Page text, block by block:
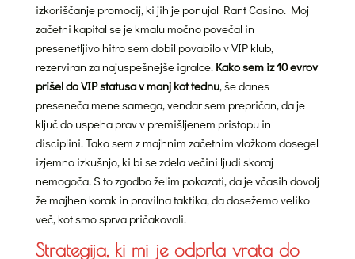
izkoriščanje promocij, ki jih je ponujal Rant Casino. Moj
začetni kapital se je kmalu močno povečal in
presenetljivo hitro sem dobil povabilo v VIP klub,
rezerviran za najuspešnejše igralce. Kako sem iz 10 evrov
prišel do VIP statusa v manj kot tednu, še danes
preseneča mene samega, vendar sem prepričan, da je
ključ do uspeha prav v premišljenem pristopu in
disciplini. Tako sem z majhnim začetnim vložkom dosegel
izjemno izkušnjo, ki bi se zdela večini ljudi skoraj
nemogoča. S to zgodbo želim pokazati, da je včasih dovolj
že majhen korak in pravilna taktika, da dosežemo veliko
več, kot smo sprva pričakovali.
Strategija, ki mi je odprla vrata do